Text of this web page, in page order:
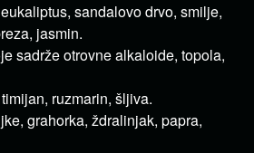
sandalovo drvo, smilje,
jasmin.
sadrže otrovne alkaloide, topola,
ruzmarin, šljiva.
grahorka, ždralinjak, papra,